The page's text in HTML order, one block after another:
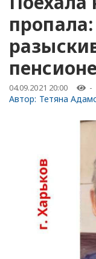
04.09.2021 20:00 -
Автор: Тетяна